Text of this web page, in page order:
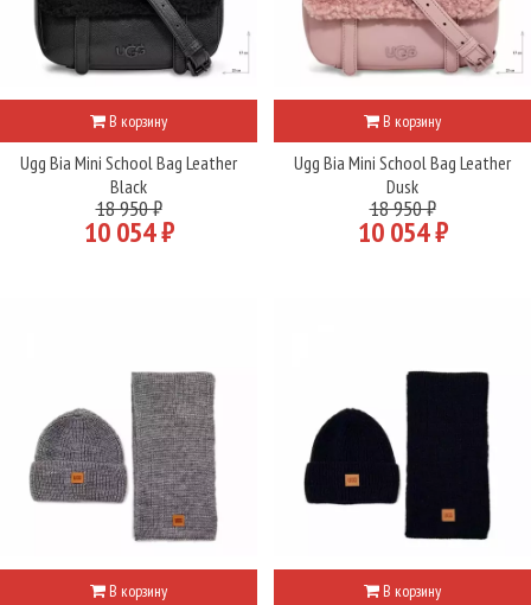
В корзину
Ugg Bia Mini School Bag Leather
Black
18 950 ₽
10 054 ₽
В корзину
Ugg Bia Mini School Bag Leather
Dusk
18 950 ₽
10 054 ₽
В корзину В корзину